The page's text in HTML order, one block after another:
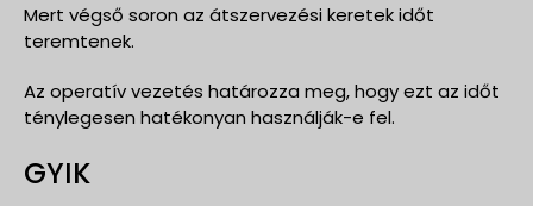
Mert végső soron az átszervezési keretek időt
teremtenek.
Az operatív vezetés határozza meg, hogy ezt az időt
ténylegesen hatékonyan használják-e fel.
GYIK